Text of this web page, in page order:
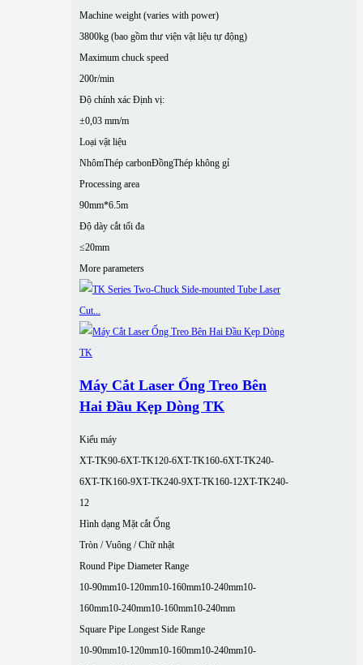
Machine weight (varies with power)
3800kg (bao gồm thư viện vật liệu tự động)
Maximum chuck speed
200r/min
Độ chính xác Định vị:
±0,03 mm/m
Loại vật liệu
NhômThép carbonĐồngThép không gỉ
Processing area
90mm*6.5m
Độ dày cắt tối đa
≤20mm
More parameters
Máy Cắt Laser Ống Treo Bên
Hai Đầu Kẹp Dòng TK
Kiểu máy
XT-TK90-6XT-TK120-6XT-TK160-6XT-TK240-
6XT-TK160-9XT-TK240-9XT-TK160-12XT-TK240-
12
Hình dạng Mặt cắt Ống
Tròn / Vuông / Chữ nhật
Round Pipe Diameter Range
10-90mm10-120mm10-160mm10-240mm10-
160mm10-240mm10-160mm10-240mm
Square Pipe Longest Side Range
10-90mm10-120mm10-160mm10-240mm10-